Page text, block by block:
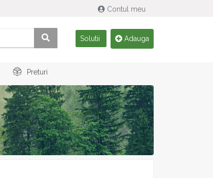
Contul meu
Solutii Adauga
Preturi